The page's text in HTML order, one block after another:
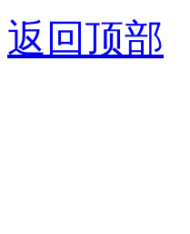
返回顶部